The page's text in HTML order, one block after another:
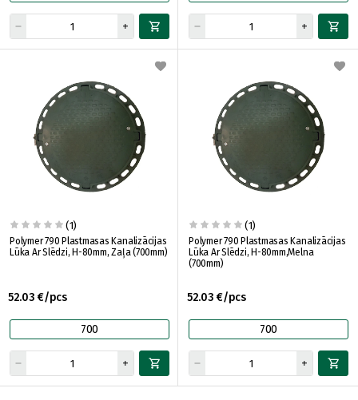
(1)
Polymer 790 Plastmasas Kanalizācijas
Lūka Ar Slēdzi, H-80mm, Zaļa (700mm)
52.03 €/pcs
700
(1)
Polymer 790 Plastmasas Kanalizācijas
Lūka Ar Slēdzi, H-80mm,Melna
(700mm)
52.03 €/pcs
700